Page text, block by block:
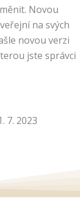
Novou
na svých
novou verzi
jste správci
7. 2023